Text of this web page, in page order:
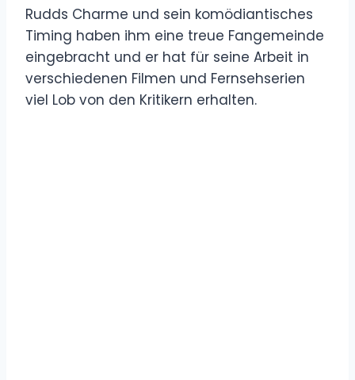
Rudds Charme und sein komödiantisches
Timing haben ihm eine treue Fangemeinde
eingebracht und er hat für seine Arbeit in
verschiedenen Filmen und Fernsehserien
viel Lob von den Kritikern erhalten.